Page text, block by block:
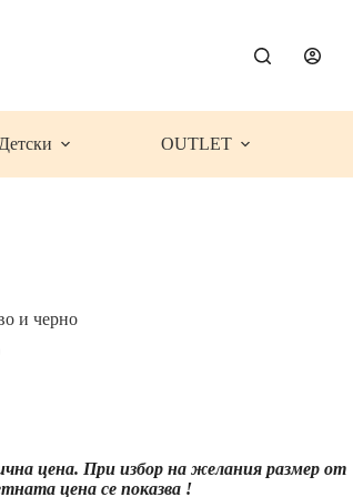
Детски OUTLET
и черно
цена. При избор на желания размер от
цена се показва !